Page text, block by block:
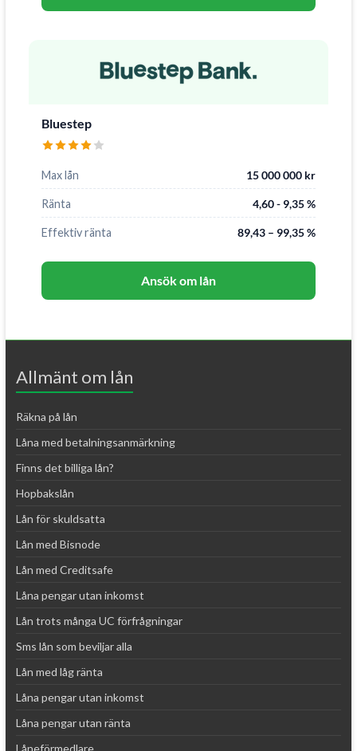
Bluestep
Max lån 15 000 000 kr
Ränta 4,60 - 9,35 %
Effektiv ränta 89,43 – 99,35 %
Ansök om lån
Allmänt om lån
Räkna på lån
Låna med betalningsanmärkning
Finns det billiga lån?
Hopbakslån
Lån för skuldsatta
Lån med Bisnode
Lån med Creditsafe
Låna pengar utan inkomst
Lån trots många UC förfrågningar
Sms lån som beviljar alla
Lån med låg ränta
Låna pengar utan inkomst
Låna pengar utan ränta
Låneförmedlare